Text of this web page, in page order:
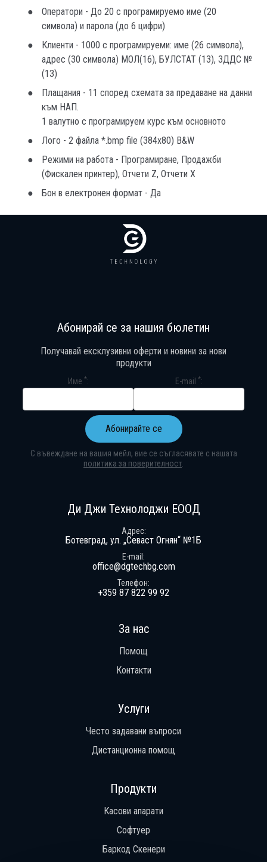
Оператори - До 20 с програмируемо име (20
символа) и парола (до 6 цифри)
Клиенти - 1000 с програмируеми: име (26 символа),
адрес (30 символа) МОЛ(16), БУЛСТАТ (13), ЗДДС №
(13)
Плащания - 11 според схемата за предаване на данни
към НАП.
1 валутно с програмируем курс към основното
Лого - 2 файла *.bmp file (384x80) B&W
Режими на работа - Програмиране, Продажби
(Фискален принтер), Отчети Z, Отчети X
Бон в електронен формат - Да
За нас
Помощ
Контакти
Услуги
Често задавани въпроси
Дистанционна помощ
Продукти
Касови апарати
Софтуер
Баркод Скенери
Ди Джи Технолоджи ЕООД
Адрес
Ботевград, ул. „Севаст Огнян“ №1Б
E-mail
office@dgtechbg.com
Телефон
+359 87 822 99 92
Абонирай се за нашия бюлетин
Получавай ексклузивни оферти и новини за нови
продукти
Име * E-mail *
Абонирайте се
С въвеждане на вашия мейл, вие се съгласявате с нашата
политика за поверителност.